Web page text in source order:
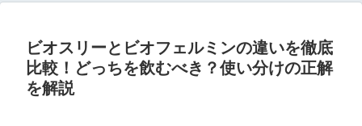
ビオスリーとビオフェルミンの違いを徹底
比較！どっちを飲むべき？使い分けの正解
を解説